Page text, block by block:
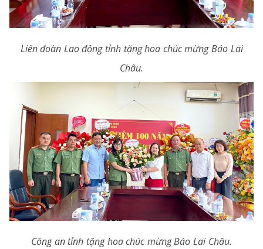
Liên đoàn Lao động tỉnh tặng hoa chúc mừng Báo Lai
Châu.
Công an tỉnh tặng hoa chúc mừng Báo Lai Châu.